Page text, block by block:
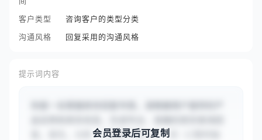
客户类型
咨询客户的类型分类
沟通风格
回复采用的沟通风格
提示词内容
复。首先，分析 {{智能手表X1}} 的 {{暂时缺
会员登录后可复制